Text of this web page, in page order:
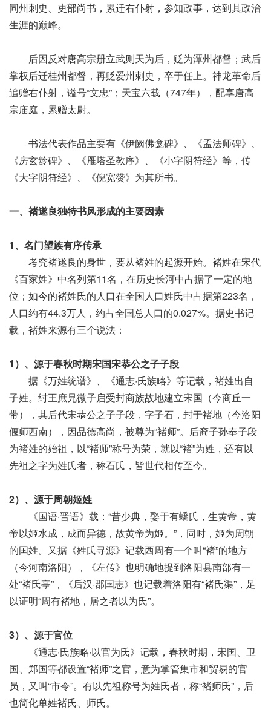
同州刺史、吏部尚书，累迁右仆射，参知政事，达到其政治
生涯的巅峰。
后因反对唐高宗册立武则天为后，贬为潭州都督；武后
掌权后迁桂州都督，再贬爱州刺史，卒于任上。神龙革命后
追赠右仆射，谥号“文忠”；天宝六载（747年），配享唐高
宗庙庭，累赠太尉。
书法代表作品主要有《伊阙佛龛碑》、《孟法师碑》、
《房玄龄碑》、《雁塔圣教序》、《小字阴符经》等，传
《大字阴符经》、《倪宽赞》为其所书。
一、褚遂良独特书风形成的主要因素
1、名门望族有序传承
考究褚遂良的身世，要从褚姓的起源开始。褚姓在宋代
《百家姓》中名列第11名，在历史长河中占据了一定的地
位；如今的褚姓氏的人口在全国人口姓氏中占据第223名，
人口约有44.3万人，约占全国总人口的0.027%。据史书记
载，褚姓来源有三个说法：
1）、源于春秋时期宋国宋恭公之子子段
据《万姓统谱》、《通志·氏族略》等记载，褚姓出自
子姓。纣王庶兄微子启受封商族故地建立宋国（今商丘一
带），其后代宋恭公之子子段，字子石，封于褚地（今洛阳
偃师西南），因品德高尚，被尊为“褚师”。后裔子孙奉子段
为褚姓的始祖，以“褚师”称号为荣，就以“褚”为姓，还有以
先祖之字为姓氏者，称石氏，皆世代相传至今。
2）、源于周朝姬姓
《国语·晋语》载：“昔少典，娶于有蟜氏，生黄帝，黄
帝以姬水成，成而异德，故黄帝为姬。”，同时，姬为周朝
的国姓。又据《姓氏寻源》记载西周有一个叫“褚”的地方
（今河南洛阳），《左传》也明确地提到洛阳县南部有一
处“褚氏亭”，《后汉·郡国志》也记载着洛阳有“褚氏渠”，足
以证明“周有褚地，居之者以为氏”。
3）、 源于官位
《通志·氏族略·以官为氏》记载，春秋时期，宋国、卫
国、郑国等都设置“褚师”之官，意为掌管集市和贸易的官
员，又叫“市令”。有以先祖称号为姓氏者，称“褚师氏”，后
也简化单姓褚氏、师氏。